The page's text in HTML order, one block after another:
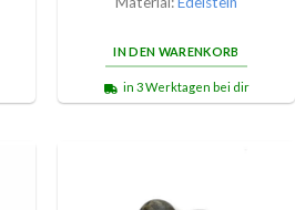
IN DEN WARENKORB
in 3 Werktagen bei dir